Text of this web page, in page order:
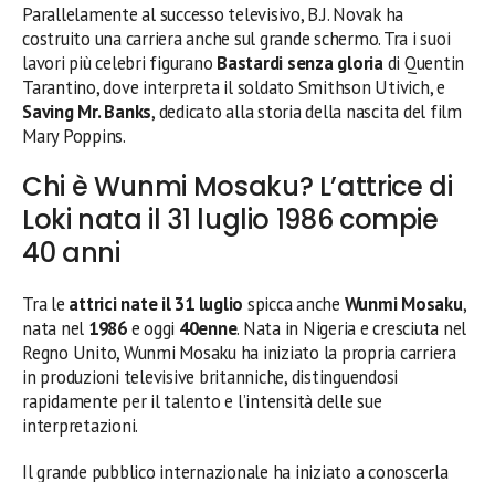
Parallelamente al successo televisivo, B.J. Novak ha
costruito una carriera anche sul grande schermo. Tra i suoi
lavori più celebri figurano Bastardi senza gloriadi Quentin
Tarantino, dove interpreta il soldato Smithson Utivich, e
Saving Mr. Banks, dedicato alla storia della nascita del film
Mary Poppins.
Chi è Wunmi Mosaku? L’attrice di
Loki nata il 31 luglio 1986 compie
40 anni
Tra le attrici nate il 31 luglio spicca anche Wunmi Mosaku,
nata nel 1986e oggi 40enne. Nata in Nigeria e cresciuta nel
Regno Unito, Wunmi Mosaku ha iniziato la propria carriera
in produzioni televisive britanniche, distinguendosi
rapidamente per il talento e l’intensità delle sue
interpretazioni.
Il grande pubblico internazionale ha iniziato a conoscerla